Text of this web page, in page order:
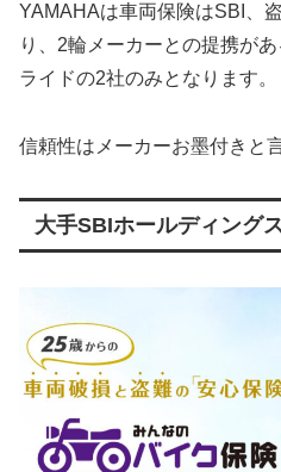
YAMAHAは車両保険はSBI、
り、2輪メーカーとの提携が
ライドの2社のみとなります。
信頼性はメーカーお墨付きと
大手SBIホールディング